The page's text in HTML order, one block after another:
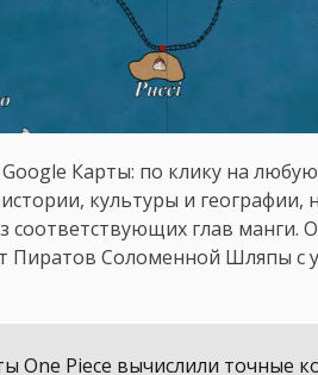
Карты: по клику на
культуры и
глав манги.
Пиратов Соломенной Шляпы с
One Piece вычислили точные